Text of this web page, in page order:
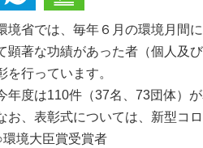
境省では、毎年６月の環境月間
顕著な功績があった者（個人及
を行っています。
年度は110件（37名、73団体）が
お、表彰式については、新型コ
環境大臣賞受